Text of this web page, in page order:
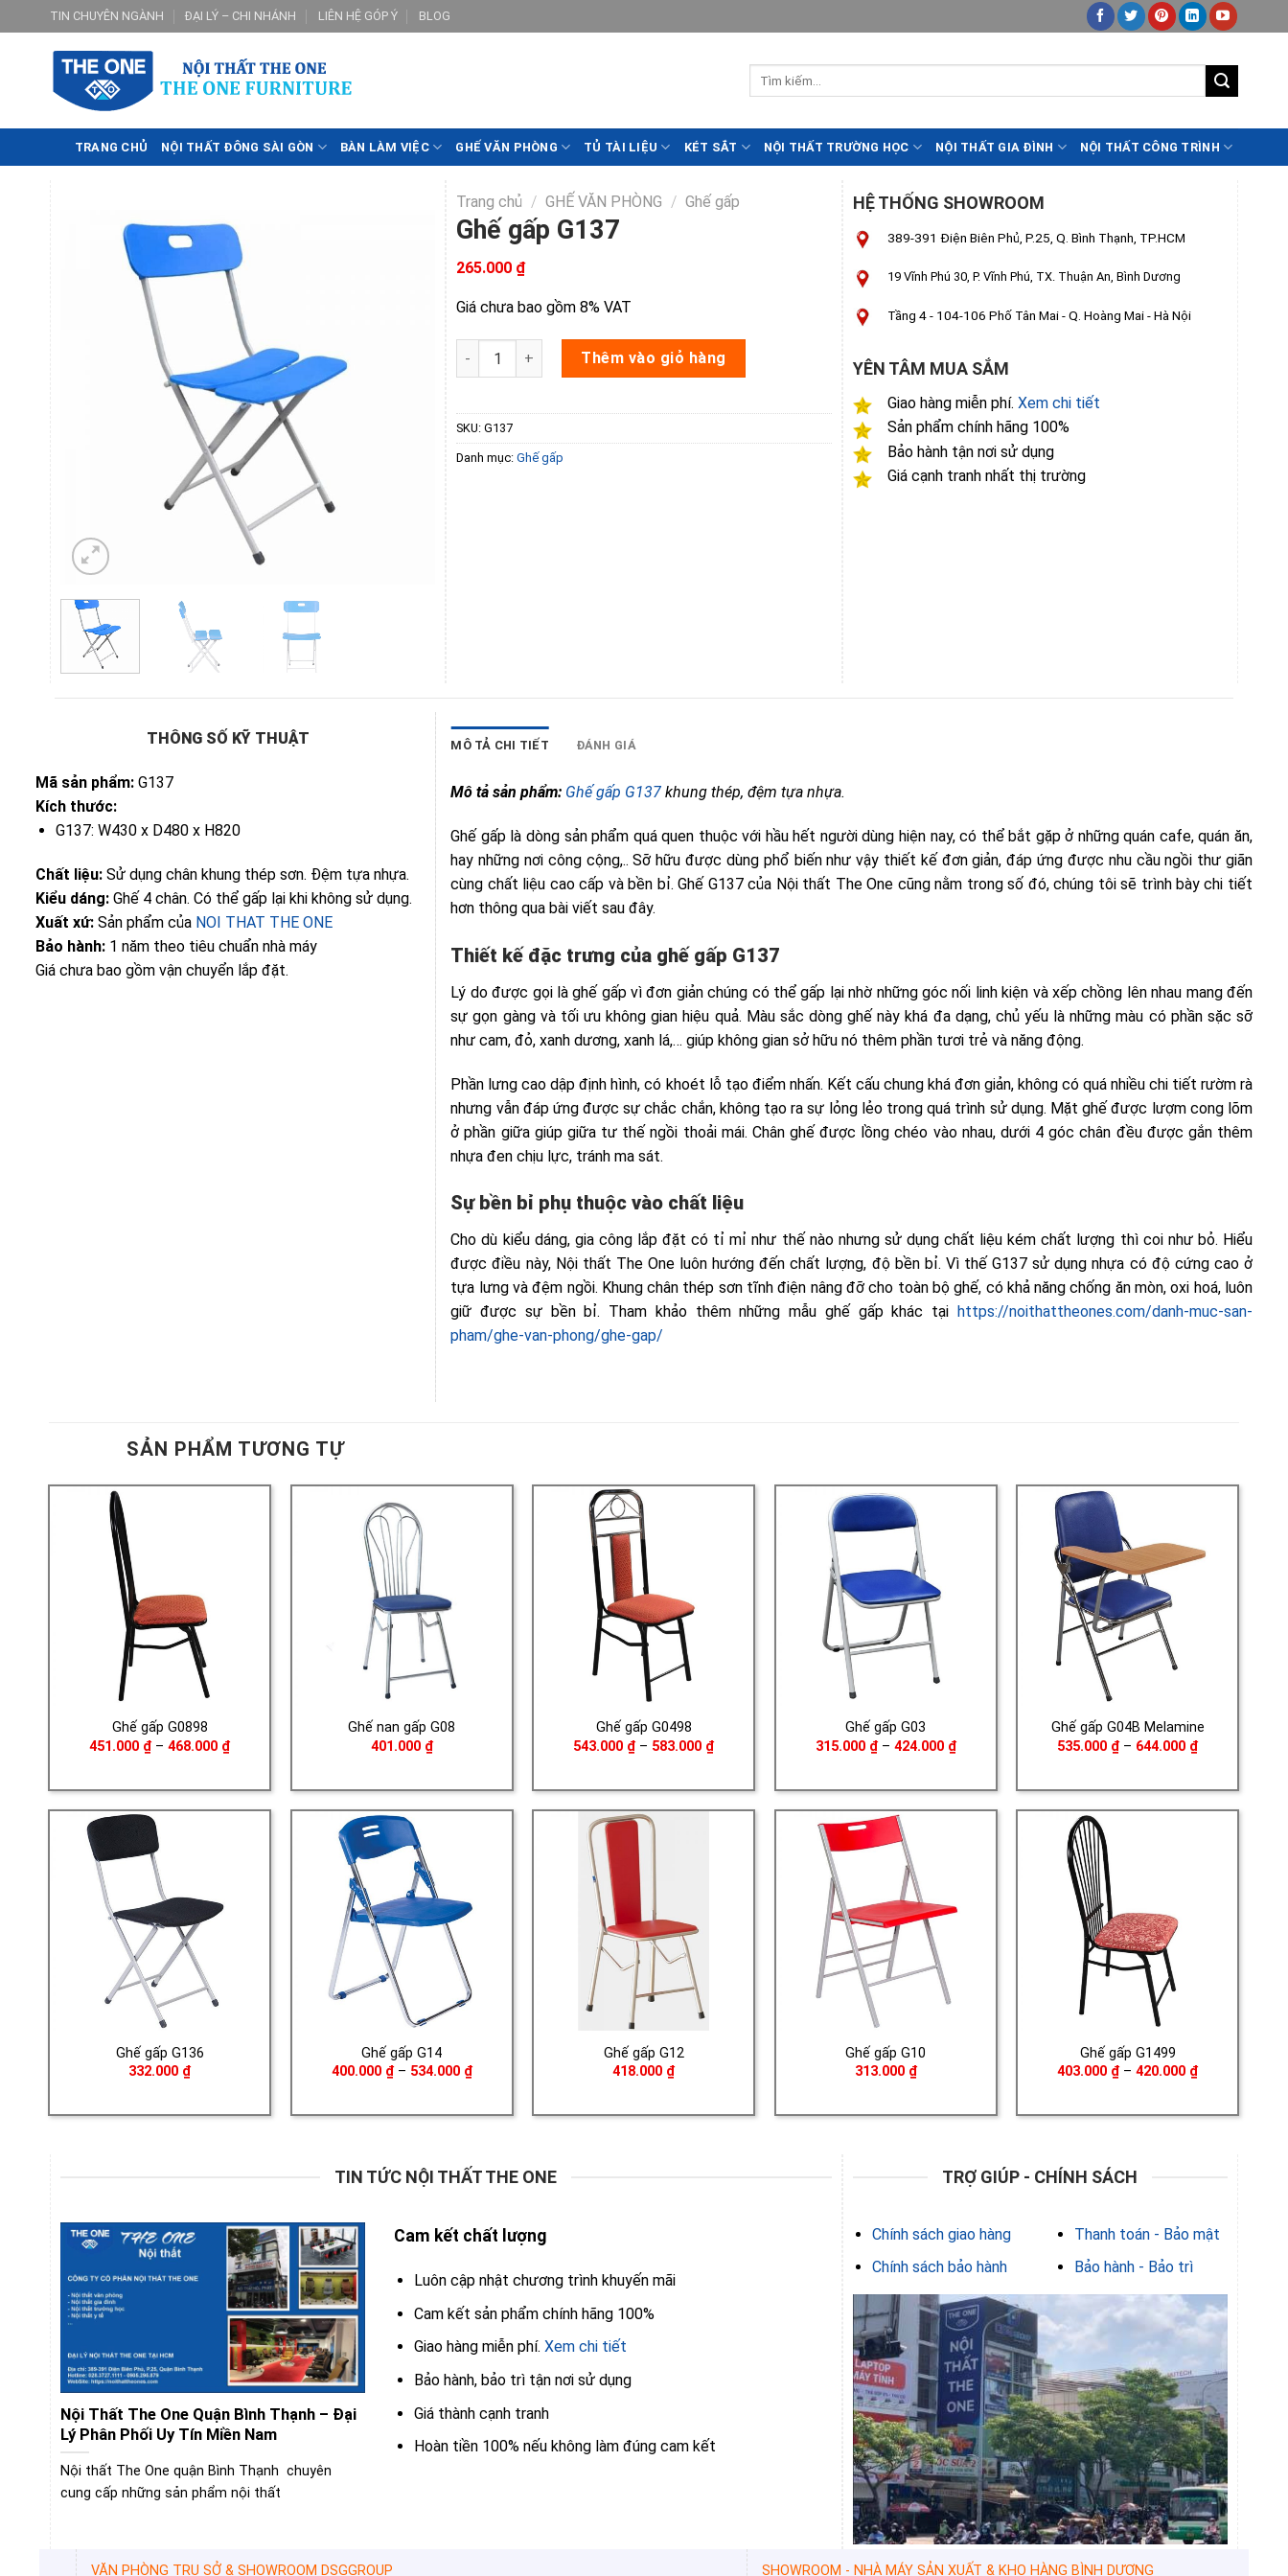
to
content
TIN CHUYÊN NGÀNH ĐẠI LÝ – CHI NHÁNH LIÊN HỆ GÓP Ý BLOG
TRANG CHỦ NỘI THẤT ĐÔNG SÀI GÒN BÀN LÀM VIỆC GHẾ VĂN PHÒNG TỦ TÀI LIỆU KÉT SẮT NỘI THẤT TRƯỜNG HỌC NỘI THẤT GIA ĐÌNH NỘI THẤT CÔNG TRÌNH
Trang chủ / GHẾ VĂN PHÒNG / Ghế gấp
Ghế gấp G137
265.000 ₫
Giá chưa bao gồm 8% VAT
Ghế gấp G137 số lượngThêm vào giỏ hàng
SKU:G137
Danh mục:Ghế gấp
HỆ THỐNG SHOWROOM
389-391 Điện Biên Phủ, P.25, Q. Bình Thạnh, TP.HCM
19 Vĩnh Phú 30, P. Vĩnh Phú, TX. Thuận An, Bình Dương
Tầng 4 - 104-106 Phố Tân Mai - Q. Hoàng Mai - Hà Nội
YÊN TÂM MUA SẮM
Giao hàng miễn phí. Xem chi tiết
Sản phẩm chính hãng 100%
Bảo hành tận nơi sử dụng
Giá cạnh tranh nhất thị trường
THÔNG SỐ KỸ THUẬT
Mã sản phẩm: G137
Kích thước:
G137: W430 x D480 x H820
Chất liệu: Sử dụng chân khung thép sơn. Đệm tựa nhựa.
Kiểu dáng: Ghế 4 chân. Có thể gấp lại khi không sử dụng.
Xuất xứ: Sản phẩm của NOI THAT THE ONE
Bảo hành: 1 năm theo tiêu chuẩn nhà máy
Giá chưa bao gồm vận chuyển lắp đặt.
MÔ TẢ CHI TIẾT ĐÁNH GIÁ
Mô tả sản phẩm: Ghế gấp G137
SẢN PHẨM TƯƠNG TỰ
Ghế gấp G0898
451.000 ₫ – 468.000 ₫Khoảng
451.000 ₫
468.000 ₫
Ghế nan gấp G08
401.000 ₫
Ghế gấp G0498
543.000 ₫ – 583.000 ₫Khoảng
543.000 ₫
583.000 ₫
Ghế gấp G03
315.000 ₫ – 424.000 ₫Khoảng
giá:
315.000 ₫
424.000 ₫
Ghế gấp G04B Melamine
535.000 ₫ – 644.000 ₫Khoảng
535.000 ₫
644.000 ₫
Ghế gấp G136
332.000 ₫
Ghế gấp G14
400.000 ₫ – 534.000 ₫Khoảng
giá:
400.000 ₫
Ghế gấp G12
418.000 ₫
Ghế gấp G10
313.000 ₫
Ghế gấp G1499
403.000 ₫ – 420.000 ₫Khoảng
403.000 ₫
TIN TỨC NỘI THẤT THE ONE
Nội Thất The One Quận Bình Thạnh – Đại
Lý Phân Phối Uy Tín Miền Nam
Nội thất The One quận Bình Thạnh chuyên
cung cấp những sản phẩm nội thất
Cam kết chất lượng
Luôn cập nhật chương trình khuyến mãi
Cam kết sản phẩm chính hãng 100%
Giao hàng miễn phí. Xem chi tiết
Bảo hành, bảo trì tận nơi sử dụng
Giá thành cạnh tranh
Hoàn tiền 100% nếu không làm đúng cam kết
TRỢ GIÚP - CHÍNH SÁCH
Chính sách giao hàng
Chính sách bảo hành
Thanh toán - Bảo mật
Bảo hành - Bảo trì
VĂN PHÒNG TRỤ SỞ & SHOWROOM DSGGROUP SHOWROOM - NHÀ MÁY SẢN XUẤT & KHO HÀNG BÌNH DƯƠNG